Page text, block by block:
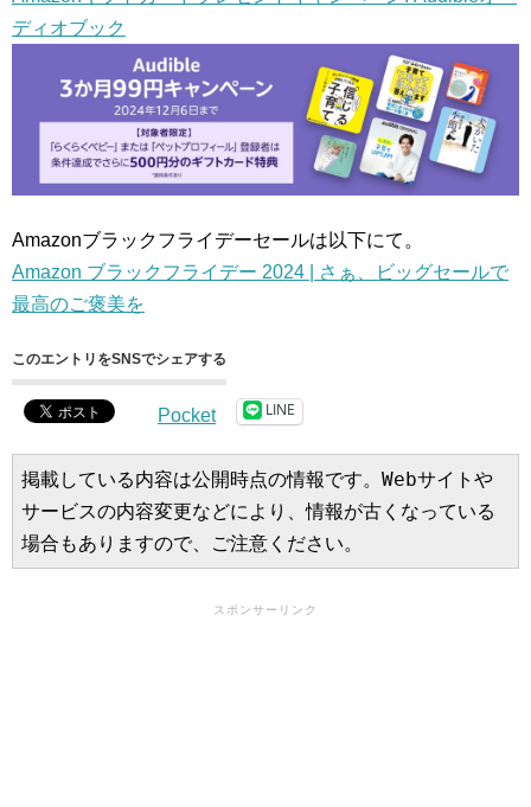
ディオブック
Amazonブラックフライデーセールは以下にて。
Amazon ブラックフライデー 2024 | さぁ、ビッグセールで
最高のご褒美を
このエントリをSNSでシェアする
Pocket LINE
掲載している内容は公開時点の情報です。Webサイトや
サービスの内容変更などにより、情報が古くなっている
場合もありますので、ご注意ください。
スポンサーリンク